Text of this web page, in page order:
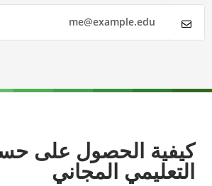
me@example.edu
كيفية الحصول على
التعليمي المجاني